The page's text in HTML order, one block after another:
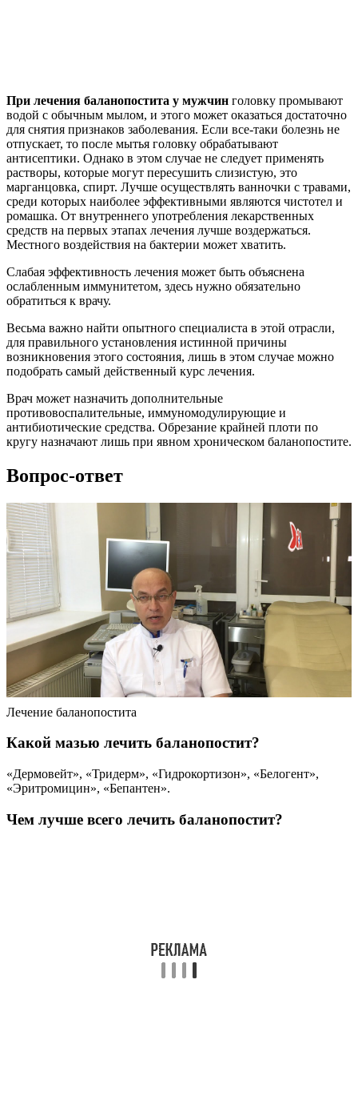
При лечения баланопостита у мужчин головку промывают
водой с обычным мылом, и этого может оказаться достаточно
для снятия признаков заболевания. Если все-таки болезнь не
отпускает, то после мытья головку обрабатывают
антисептики. Однако в этом случае не следует применять
растворы, которые могут пересушить слизистую, это
марганцовка, спирт. Лучше осуществлять ванночки с травами,
среди которых наиболее эффективными являются чистотел и
ромашка. От внутреннего употребления лекарственных
средств на первых этапах лечения лучше воздержаться.
Местного воздействия на бактерии может хватить.
Слабая эффективность лечения может быть объяснена
ослабленным иммунитетом, здесь нужно обязательно
обратиться к врачу.
Весьма важно найти опытного специалиста в этой отрасли,
для правильного установления истинной причины
возникновения этого состояния, лишь в этом случае можно
подобрать самый действенный курс лечения.
Врач может назначить дополнительные
противовоспалительные, иммуномодулирующие и
антибиотические средства. Обрезание крайней плоти по
кругу назначают лишь при явном хроническом баланопостите.
Вопрос-ответ
Лечение баланопостита
Какой мазью лечить баланопостит?
«Дермовейт», «Тридерм», «Гидрокортизон», «Белогент»,
«Эритромицин», «Бепантен».
Чем лучше всего лечить баланопостит?